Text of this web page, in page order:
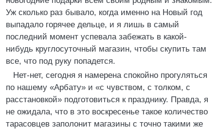
Уж сколько раз бывало, когда именно на Новый год
выпадало горячее дельце, и я лишь в самый
последний момент успевала забежать в какой-
нибудь круглосуточный магазин, чтобы скупить там
все, что под руку попадется.
Нет-нет, сегодня я намерена спокойно прогуляться
по нашему «Арбату» и «с чувством, с толком, с
расстановкой» подготовиться к празднику. Правда, я
не ожидала, что в это воскресенье такое количество
тарасовцев заполонит магазины с точно такими же